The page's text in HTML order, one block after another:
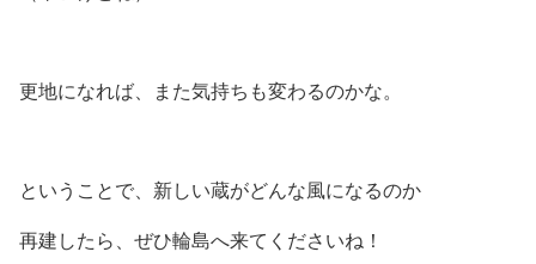
更地になれば、また気持ちも変わるのかな。
ということで、新しい蔵がどんな風になるのか
再建したら、ぜひ輪島へ来てくださいね！